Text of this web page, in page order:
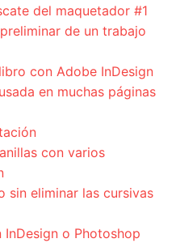
del maquetador #1
de un trabajo
con Adobe InDesign
en muchas páginas
con varios
eliminar las cursivas
o Photoshop